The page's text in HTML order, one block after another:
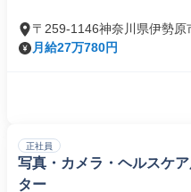
〒259-1146神奈川県伊勢原
月給27万780円
正社員
写真・カメラ・ヘルスケ
ター